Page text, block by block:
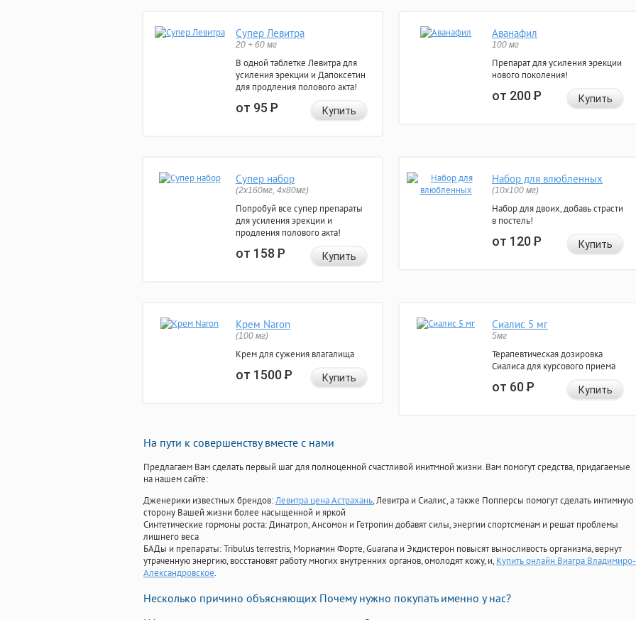
Супер Левитра
20 + 60 мг
В одной таблетке Левитра для
усиления эрекции и Дапоксетин
для продления полового акта!
от 95Р Купить
Аванафил
100 мг
Препарат для усиления эрекции
нового поколения!
от 200Р Купить
Супер набор
(2х160мг, 4х80мг)
Попробуй все супер препараты
для усиления эрекции и
продления полового акта!
от 158Р Купить
Набор для влюбленных
(10х100 мг)
Набор для двоих, добавь страсти
в постель!
от 120Р Купить
Крем Naron
(100 мг)
Крем для сужения влагалища
от 1500Р Купить
Сиалис 5 мг
5мг
Терапевтическая дозировка
Сиалиса для курсового приема
от 60Р Купить
На пути к совершенству вместе с нами
Предлагаем Вам сделать первый шаг для полноценной счастливой инитмной жизни. Вам помогут средства, придагаемые
на нашем сайте:
Дженерики известных брендов:Левитра цена Астрахань, Левитра и Сиалис, а также Попперсы помогут сделать интимную
сторону Вашей жизни более насыщенной и яркой
Синтетические гормоны роста: Динатроп, Ансомон и Гетропин добавят силы, энергии спортсменам и решат проблемы
лишнего веса
БАДы и препараты:Tribulus terrestris, Мориамин Форте, Guarana и Экдистерон повысят выносливость организма, вернут
утраченную энергию, восстановят работу многих внутренних органов, омолодят кожу, и, Купить онлайн Виагра Владимиро-
Александровское.
Несколько причино объясняющих Почему нужно покупать именно у нас?